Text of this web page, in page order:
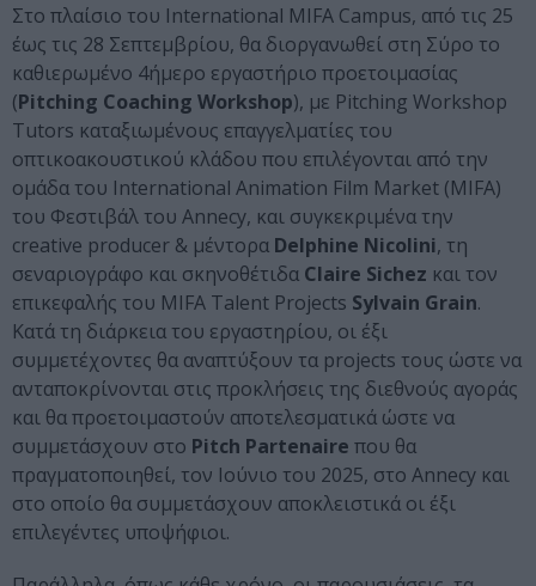
Στο πλαίσιο του International MIFA Campus, από τις 25
έως τις 28 Σεπτεμβρίου, θα διοργανωθεί στη Σύρο το
καθιερωμένο 4ήμερο εργαστήριο προετοιμασίας
(Pitching Coaching Workshop), με Pitching Workshop
Tutors καταξιωμένους επαγγελματίες του
οπτικοακουστικού κλάδου που επιλέγονται από την
ομάδα του International Animation Film Market (MIFA)
του Φεστιβάλ του Annecy, και συγκεκριμένα την
creative producer & μέντορα Delphine Nicolini, τη
σεναριογράφο και σκηνοθέτιδα Claire Sichez και τον
επικεφαλής του MIFA Talent Projects Sylvain Grain.
Κατά τη διάρκεια του εργαστηρίου, οι έξι
συμμετέχοντες θα αναπτύξουν τα projects τους ώστε να
ανταποκρίνονται στις προκλήσεις της διεθνούς αγοράς
και θα προετοιμαστούν αποτελεσματικά ώστε να
συμμετάσχουν στο Pitch Partenaire που θα
πραγματοποιηθεί, τον Ιούνιο του 2025, στο Annecy και
στο οποίο θα συμμετάσχουν αποκλειστικά οι έξι
επιλεγέντες υποψήφιοι.